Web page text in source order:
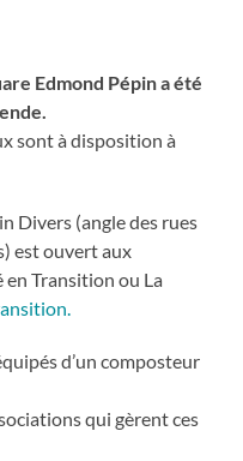
Edmond Pépin a été
sont à disposition à
Divers (angle des rues
est ouvert aux
en Transition ou La
d’un composteur
qui gèrent ces